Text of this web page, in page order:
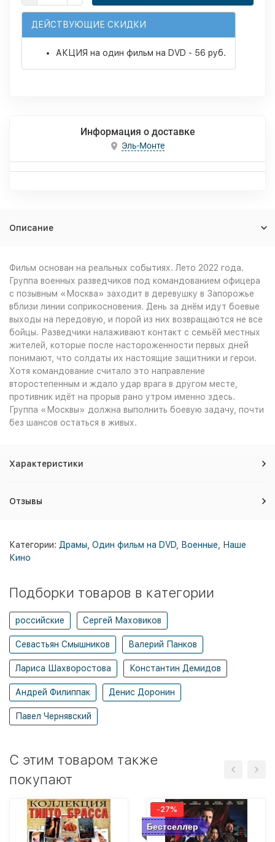
ДЕЙСТВУЮЩИЕ СКИДКИ
АКЦИЯ на один фильм на DVD - 56 руб.
Информация о доставке
Эль-Монте
Описание
Фильм основан на реальных событиях. Лето 2022 года.
Группа военных разведчиков под командованием офицера
с позывным «Москва» заходит в деревушку в Запорожье
вблизи линии соприкосновения. День за днём идут боевые
выходы на передовую, и порой из них возвращаются не все
бойцы. Разведчики налаживают контакт с семьёй местных
жителей, которые после настороженности первых дней
понимают, что солдаты их настоящие защитники и герои.
Хотя командование считало это направление
второстепенным и ждало удар врага в другом месте,
противник идёт на прорыв рано утром именно здесь.
Группа «Москвы» должна выполнить боевую задачу, почти
без шансов остаться в живых.
Характеристики
Отзывы
Категории: Драмы Один фильм на DVD Военные
Наше
Кино
Подборки товаров в категории
российские Сергей Маховиков
Севастьян Смышников Валерий Панков
Лариса Шахворостова Константин Демидов
Андрей Филиппак Денис Доронин
Павел Чернявский
C этим товаром также
покупают
Бестселлер
-27%